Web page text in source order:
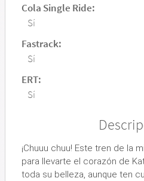
Cola Single Ride:
Sí
Fastrack:
Sí
ERT:
Sí
¡Chuuu chuu! Este tren de la
para llevarte el corazón de
toda su belleza, aunque ten